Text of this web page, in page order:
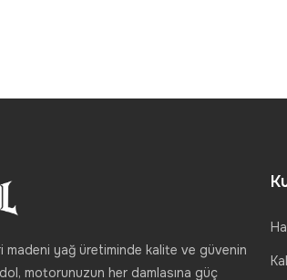
madeni yağ üretiminde kalite ve güvenin
motorunuzun her damlasına güç